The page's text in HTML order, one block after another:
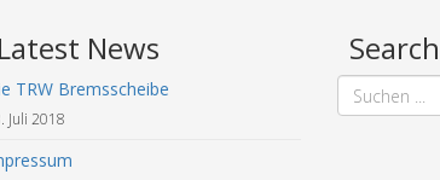
Latest News
TRW Bremsscheibe
Juli 2018
Search